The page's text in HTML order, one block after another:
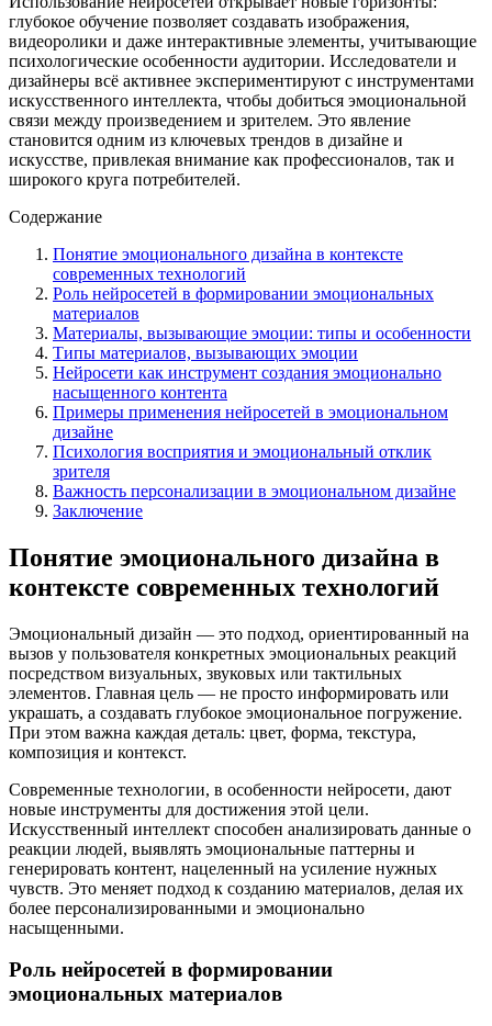
глубокое обучение позволяет создавать изображения,
видеоролики и даже интерактивные элементы, учитывающие
психологические особенности аудитории. Исследователи и
дизайнеры всё активнее экспериментируют с инструментами
искусственного интеллекта, чтобы добиться эмоциональной
связи между произведением и зрителем. Это явление
становится одним из ключевых трендов в дизайне и
искусстве, привлекая внимание как профессионалов, так и
широкого круга потребителей.
Содержание
Понятие эмоционального дизайна в контексте
современных технологий
Роль нейросетей в формировании эмоциональных
материалов
Материалы, вызывающие эмоции: типы и особенности
Типы материалов, вызывающих эмоции
Нейросети как инструмент создания эмоционально
насыщенного контента
Примеры применения нейросетей в эмоциональном
дизайне
Психология восприятия и эмоциональный отклик
зрителя
Важность персонализации в эмоциональном дизайне
Заключение
Понятие эмоционального дизайна в
контексте современных технологий
Эмоциональный дизайн — это подход, ориентированный на
вызов у пользователя конкретных эмоциональных реакций
посредством визуальных, звуковых или тактильных
элементов. Главная цель — не просто информировать или
украшать, а создавать глубокое эмоциональное погружение.
При этом важна каждая деталь: цвет, форма, текстура,
композиция и контекст.
Современные технологии, в особенности нейросети, дают
новые инструменты для достижения этой цели.
Искусственный интеллект способен анализировать данные о
реакции людей, выявлять эмоциональные паттерны и
генерировать контент, нацеленный на усиление нужных
чувств. Это меняет подход к созданию материалов, делая их
более персонализированными и эмоционально
насыщенными.
Роль нейросетей в формировании
эмоциональных материалов